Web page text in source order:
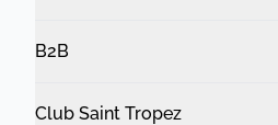
B2B
Club Saint Tropez